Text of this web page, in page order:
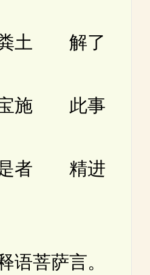
土 解了
施 此事
者 精进
菩萨言。